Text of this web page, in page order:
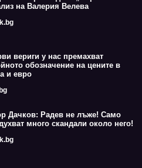
на Валерия Велева
вериги у нас премахват
обозначение на цените в
и евро
Дачков: Радев не лъже! Само
много скандали около него!